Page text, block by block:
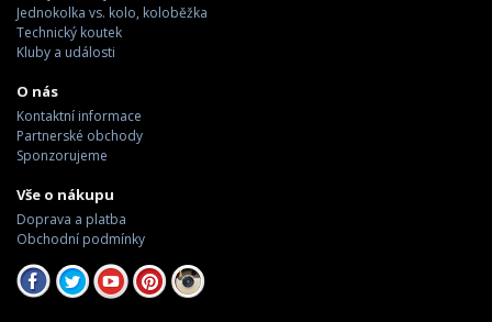
Jednokolka vs. kolo, koloběžka
Technický koutek
Kluby a události
O nás
Kontaktní informace
Partnerské obchody
Sponzorujeme
Vše o nákupu
Doprava a platba
Obchodní podmínky